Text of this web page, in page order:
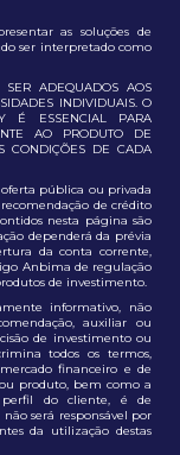
as soluções de
ser interpretado como
SER ADEQUADOS AOS
INDIVIDUAIS. O
É ESSENCIAL PARA
AO PRODUTO DE
CONDIÇÕES DE CADA
pública ou privada
de crédito
nesta página são
dependerá da prévia
da conta corrente,
Anbima de regulação
de investimento.
informativo, não
auxiliar ou
de investimento ou
todos os termos,
financeiro e de
produto, bem como a
do cliente, é de
será responsável por
da utilização destas